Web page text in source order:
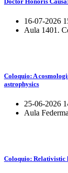
16-07-2026
Aula 1401.
Coloquio: A
astrophysics
25-06-2026
Aula
Coloquio: Relativistic